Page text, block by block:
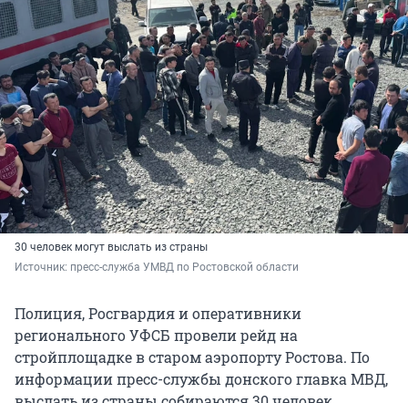
30 человек могут выслать из страны
Источник: пресс-служба УМВД по Ростовской области
Полиция, Росгвардия и оперативники
регионального УФСБ провели рейд на
стройплощадке в старом аэропорту Ростова. По
информации пресс-службы донского главка МВД,